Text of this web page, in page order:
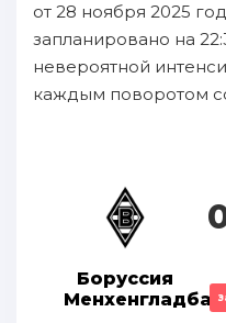
от 28 ноября 2025
запланировано на
невероятной
каждым поворотом
Боруссия
Менхенгладбах